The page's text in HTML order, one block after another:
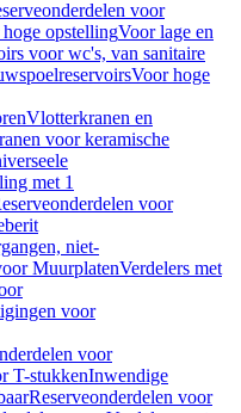
voor
opstellingVoor lage en
voor wc's, van sanitaire
Voor hoge
Vlotterkranen en
voor keramische
met 1
voor
niet-
MuurplatenVerdelers met
voor
voor
T-stukkenInwendige
Reserveonderdelen voor